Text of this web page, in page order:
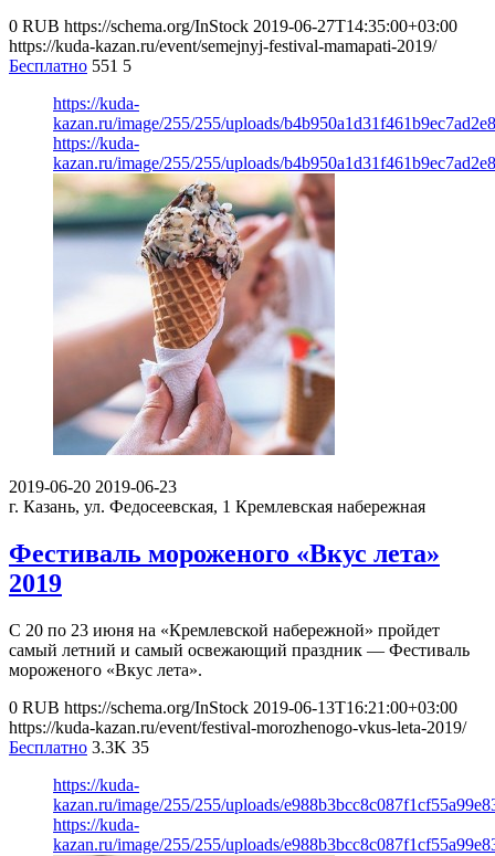
0 RUB https://schema.org/InStock 2019-06-27T14:35:00+03:00
https://kuda-kazan.ru/event/semejnyj-festival-mamapati-2019/
Бесплатно 551 5
https://kuda-
kazan.ru/image/255/255/uploads/
https://kuda-
kazan.ru/image/255/255/uploads/
2019-06-20 2019-06-23
г. Казань, ул. Федосеевская, 1 Кремлевская набережная
Фестиваль мороженого «Вкус лета»
2019
С 20 по 23 июня на «Кремлевской набережной» пройдет
самый летний и самый освежающий праздник — Фестиваль
мороженого «Вкус лета».
0 RUB https://schema.org/InStock 2019-06-13T16:21:00+03:00
https://kuda-kazan.ru/event/festival-morozhenogo-vkus-leta-2019/
Бесплатно 3.3K 35
https://kuda-
kazan.ru/image/255/255/uploads/
https://kuda-
kazan.ru/image/255/255/uploads/